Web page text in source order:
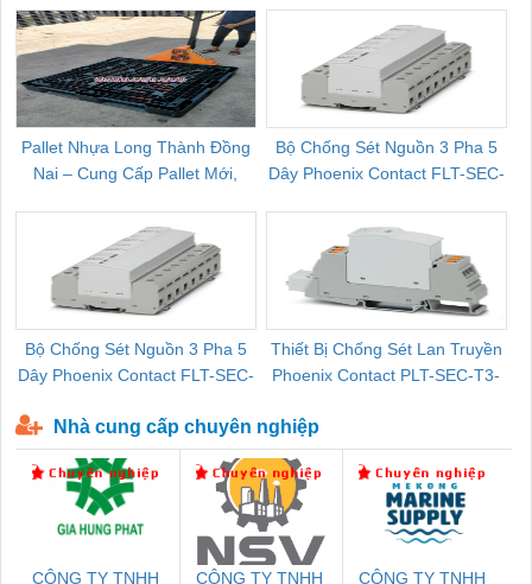
Pallet Nhựa Long Thành Đồng
Nai – Cung Cấp Pallet Mới,
Bộ Chống Sét Nguồn 3 Pha 5
Dây Phoenix Contact FLT-SEC-
Bộ Chống Sét Nguồn 3 Pha 5
Dây Phoenix Contact FLT-SEC-
Thiết Bị Chống Sét Lan Truyền
Phoenix Contact PLT-SEC-T3-
Nhà cung cấp chuyên nghiệp
CÔNG TY TNHH
CÔNG TY TNHH
CÔNG TY TNHH